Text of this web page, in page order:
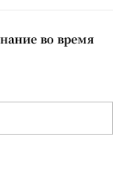
во время